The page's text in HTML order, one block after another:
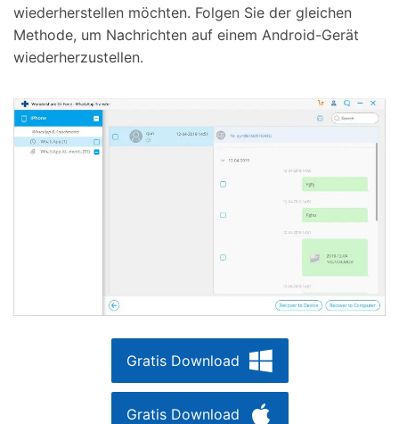
wiederherstellen möchten. Folgen Sie der gleichen
Methode, um Nachrichten auf einem Android-Gerät
wiederherzustellen.
Gratis Download
Gratis Download